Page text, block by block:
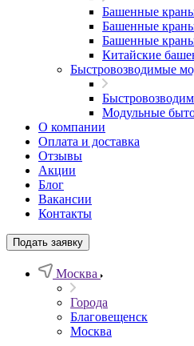
Башенные
Башенные
Башенные
Китайские
Быстровозводимые
Модульные
О компании
Оплата и доставка
Отзывы
Акции
Блог
Вакансии
Контакты
Подать заявку
Москва
Города
Благовещенск
Москва